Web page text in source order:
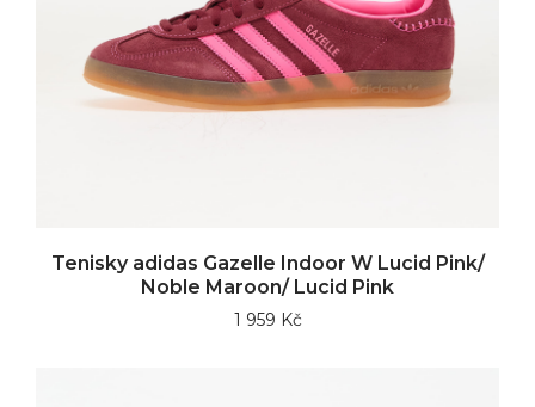
Tenisky adidas Gazelle Indoor W Lucid Pink/
Noble Maroon/ Lucid Pink
1 959 Kč